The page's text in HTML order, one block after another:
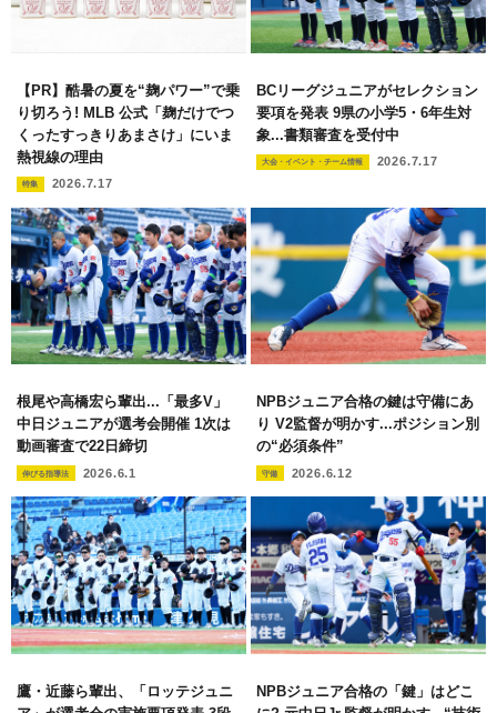
【PR】酷暑の夏を“麹パワー”で乗
り切ろう! MLB 公式「麹だけでつ
くったすっきりあまさけ」にいま
熱視線の理由
特集 2026.7.17
BCリーグジュニアがセレクション
要項を発表 9県の小学5・6年生対
象...書類審査を受付中
大会・イベント・チーム情報 2026.7.17
根尾や高橋宏ら輩出...「最多V」
中日ジュニアが選考会開催 1次は
動画審査で22日締切
伸びる指導法 2026.6.1
NPBジュニア合格の鍵は守備にあ
り V2監督が明かす...ポジション別
の“必須条件”
守備 2026.6.12
鷹・近藤ら輩出、「ロッテジュニ
NPBジュニア合格の「鍵」はどこ